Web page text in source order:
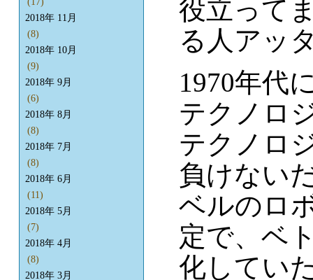
役立って
る人アッ
1970年代
テクノロ
テクノロ
負けない
ベルのロ
定で、ベ
化してい
2018年 11月
(8)
2018年 10月
(9)
2018年 9月
(6)
2018年 8月
(8)
2018年 7月
(8)
2018年 6月
(11)
2018年 5月
(7)
2018年 4月
(8)
2018年 3月